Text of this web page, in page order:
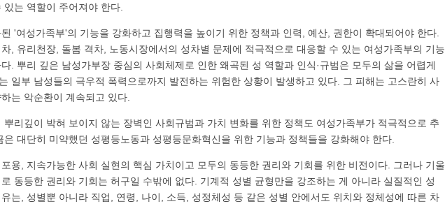
있는 역할이 주어져야 한다.
'여성가족부'의 기능을 강화하고 집행력을 높이기 위한 정책과 인력, 예산, 권한이 확대되어야 한다.
, 유리천장, 돌봄 격차, 노동시장에서의 성차별 문제에 적극적으로 대응할 수 있는 여성가족부의 기능
. 뿌리 깊은 남성가부장 중심의 사회체제로 인한 왜곡된 성 역할과 인식·규범은 모두의 삶을 어렵게
일부 남성들의 극우적 폭력으로까지 발전하는 위험한 상황이 발생하고 있다. 그 피해는 고스란히 사
는 악순환이 계속되고 있다.
뿌리깊이 박혀 보이지 않는 장벽인 사회규범과 가치 변화를 위한 정책도 여성가족부가 적극적으로 추
은 대단히 미약했던 성평등노동과 성평등문화혁신을 위한 기능과 정책들을 강화해야 한다.
용, 지속가능한 사회 실현의 핵심 가치이고 모두의 동등한 권리와 기회를 위한 비전이다. 그러나 기울
동등한 권리와 기회는 허구일 수밖에 없다. 기계적 성별 균형만을 강조하는 게 아니라 실질적인 성
는, 성별뿐 아니라 직업, 연령, 나이, 소득, 성정체성 등 같은 성별 안에서도 위치와 정체성에 따른 차